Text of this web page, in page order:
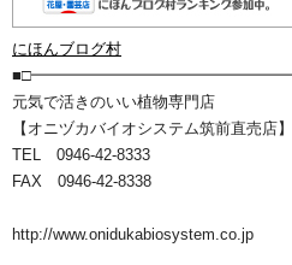
にほんブログ村
元気で活きのいい植物専門店
【オニヅカバイオシステム筑前直売店】
TEL 0946-42-8333
FAX 0946-42-8338
http://www.onidukabiosystem.co.jp